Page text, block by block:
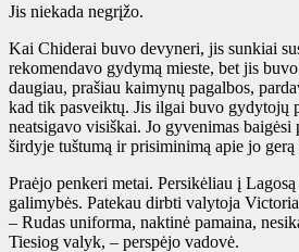
Jis niekada negrįžo.
Kai Chiderai buvo devyneri, jis sunkiai
rekomendavo gydymą mieste, bet jis
daugiau, prašiau kaimynų pagalbos,
kad tik pasveiktų. Jis ilgai buvo gydytojų
neatsigavo visiškai. Jo gyvenimas baigėsi
širdyje tuštumą ir prisiminimą apie jo gerą
Praėjo penkeri metai. Persikėliau į
galimybės. Patekau dirbti valytoja
– Rudas uniforma, naktinė pamaina,
Tiesiog valyk, – perspėjo vadovė.